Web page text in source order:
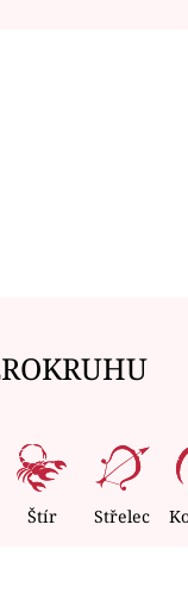
Štír Střelec